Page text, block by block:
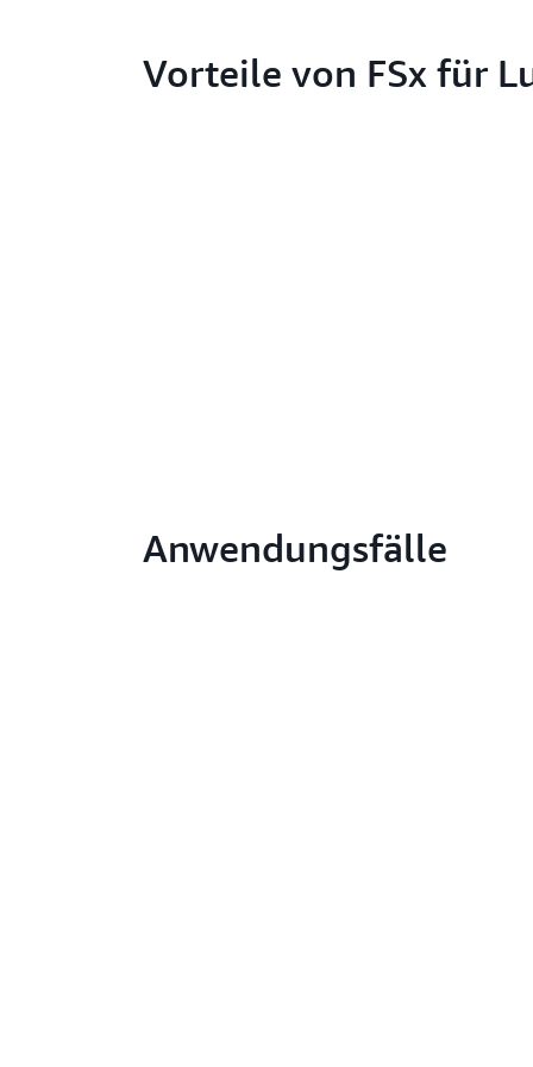
Vorteile von FSx für
Anwendungsfälle